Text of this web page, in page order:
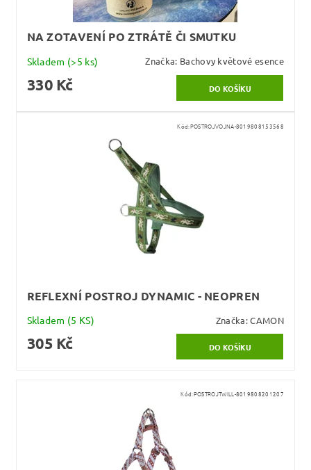
NA ZOTAVENÍ PO ZTRÁTĚ ČI SMUTKU
Skladem (>5 ks) Značka: Bachovy květové esence
330 Kč
Kód:POSTROJVOJNA-8019808153568
REFLEXNÍ POSTROJ DYNAMIC - NEOPREN
Skladem (5 KS) Značka:CAMON
305 Kč
Kód:POSTROJTWILL-8019808201207